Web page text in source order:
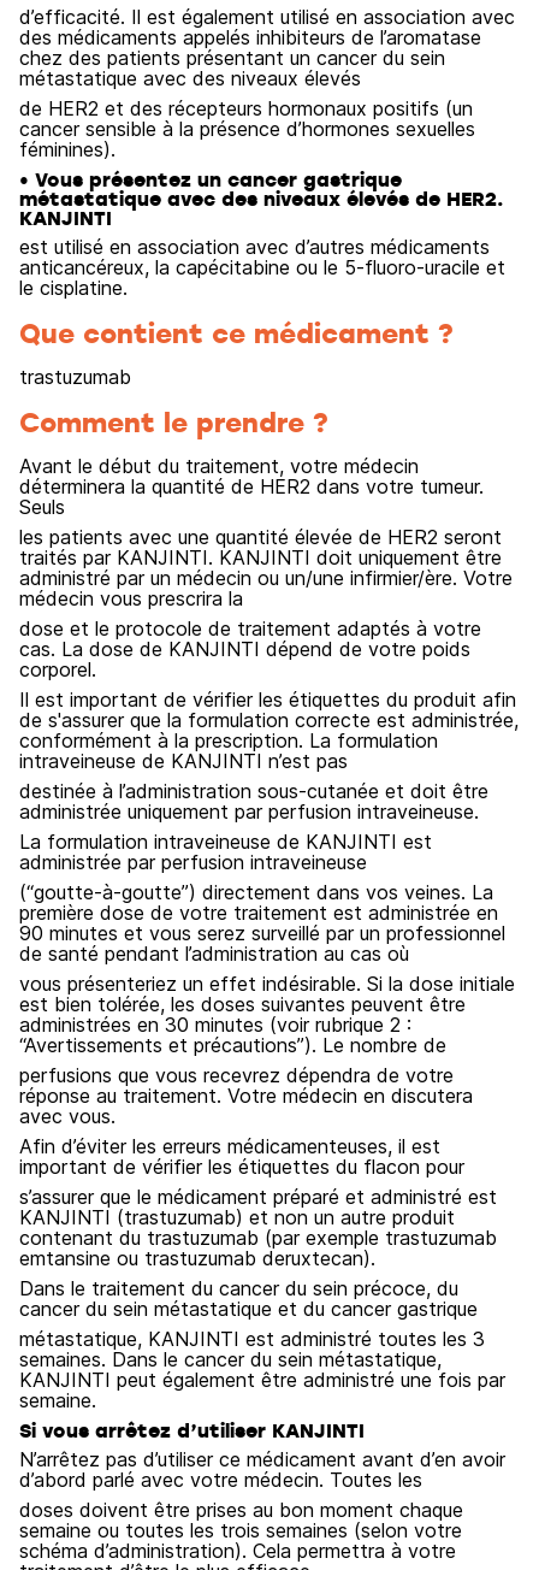
d’efficacité. Il est également utilisé en association avec
des médicaments appelés inhibiteurs de l’aromatase
chez des patients présentant un cancer du sein
métastatique avec des niveaux élevés
de HER2 et des récepteurs hormonaux positifs (un
cancer sensible à la présence d’hormones sexuelles
féminines).
• Vous présentez un cancer gastrique
métastatique avec des niveaux élevés de HER2.
KANJINTI
est utilisé en association avec d’autres médicaments
anticancéreux, la capécitabine ou le 5-fluoro-uracile et
le cisplatine.
Que contient ce médicament ?
trastuzumab
Comment le prendre ?
Avant le début du traitement, votre médecin
déterminera la quantité de HER2 dans votre tumeur.
Seuls
les patients avec une quantité élevée de HER2 seront
traités par KANJINTI. KANJINTI doit uniquement être
administré par un médecin ou un/une infirmier/ère. Votre
médecin vous prescrira la
dose et le protocole de traitement adaptés à votre
cas. La dose de KANJINTI dépend de votre poids
corporel.
Il est important de vérifier les étiquettes du produit afin
de s'assurer que la formulation correcte est administrée,
conformément à la prescription. La formulation
intraveineuse de KANJINTI n’est pas
destinée à l’administration sous-cutanée et doit être
administrée uniquement par perfusion intraveineuse.
La formulation intraveineuse de KANJINTI est
administrée par perfusion intraveineuse
(“goutte-à-goutte”) directement dans vos veines. La
première dose de votre traitement est administrée en
90 minutes et vous serez surveillé par un professionnel
de santé pendant l’administration au cas où
vous présenteriez un effet indésirable. Si la dose initiale
est bien tolérée, les doses suivantes peuvent être
administrées en 30 minutes (voir rubrique 2 :
“Avertissements et précautions”). Le nombre de
perfusions que vous recevrez dépendra de votre
réponse au traitement. Votre médecin en discutera
avec vous.
Afin d’éviter les erreurs médicamenteuses, il est
important de vérifier les étiquettes du flacon pour
s’assurer que le médicament préparé et administré est
KANJINTI (trastuzumab) et non un autre produit
contenant du trastuzumab (par exemple trastuzumab
emtansine ou trastuzumab deruxtecan).
Dans le traitement du cancer du sein précoce, du
cancer du sein métastatique et du cancer gastrique
métastatique, KANJINTI est administré toutes les 3
semaines. Dans le cancer du sein métastatique,
KANJINTI peut également être administré une fois par
semaine.
Si vous arrêtez d’utiliser KANJINTI
N’arrêtez pas d’utiliser ce médicament avant d’en avoir
d’abord parlé avec votre médecin. Toutes les
doses doivent être prises au bon moment chaque
semaine ou toutes les trois semaines (selon votre
schéma d’administration). Cela permettra à votre